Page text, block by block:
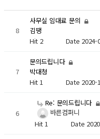
8
사무실 임대료 문의
김땡
Hit 2 Date 2024-
7
문의드립니다
박대청
Hit 1 Date 2020-
6
Re: 문의드립니다
바른컴퍼니
Hit 1 Date